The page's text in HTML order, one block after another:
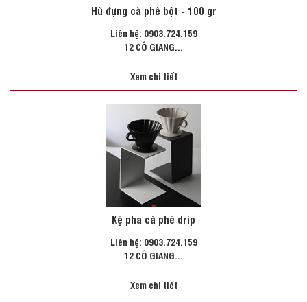
Hũ đựng cà phê bột - 100 gr
Liên hệ: 0903.724.159
12 CÔ GIANG...
Xem chi tiết
Kệ pha cà phê drip
Liên hệ: 0903.724.159
12 CÔ GIANG...
Xem chi tiết